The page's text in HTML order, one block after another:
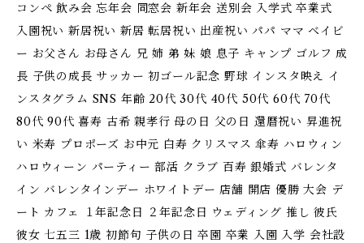
コンペ 飲み会 忘年会 同窓会 新年会 送別会 入学式 卒業式
入園祝い 新居祝い 新居 転居祝い 出産祝い パパ ママ ベイビ
ー お父さん お母さん 兄 姉 弟 妹 娘 息子 キャンプ ゴルフ 成
長 子供の成長 サッカー 初ゴール記念 野球 インスタ映え イ
ンスタグラム SNS 年齢 20代 30代 40代 50代 60代 70代
80代 90代 喜寿 古希 親孝行 母の日 父の日 還暦祝い 昇進祝
い 米寿 プロポーズ お中元 白寿 クリスマス 傘寿 ハロウィン
ハロウィーン パーティー 部活 クラブ 百寿 銀婚式 バレンタ
イン バレンタインデー ホワイトデー 店舗 開店 優勝 大会 デ
ート カフェ １年記念日 ２年記念日 ウェディング 推し 彼氏
彼女 七五三 1歳 初節句 子供の日 卒園 卒業 入園 入学 会社設